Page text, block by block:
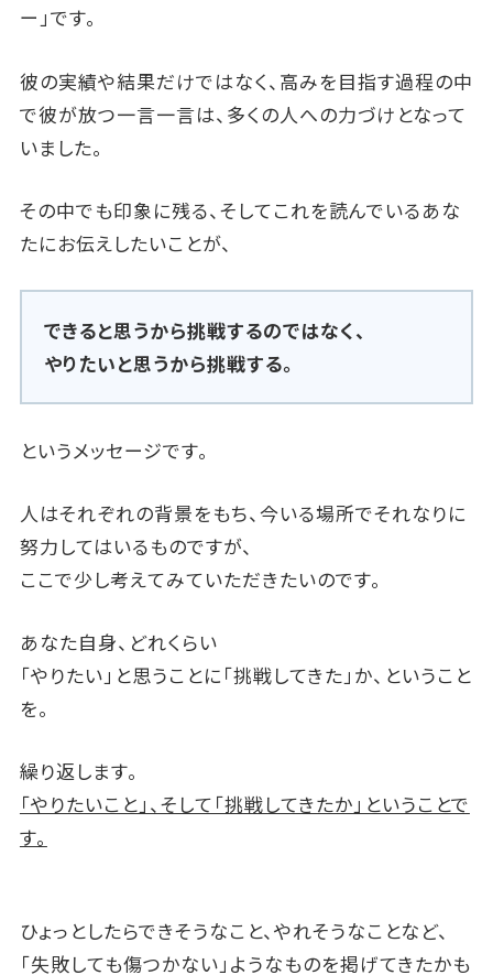
ー」です。
彼の実績や結果だけではなく、高みを目指す過程の中
で彼が放つ一言一言は、多くの人への力づけとなって
いました。
その中でも印象に残る、そしてこれを読んでいるあな
たにお伝えしたいことが、
できると思うから挑戦するのではなく、
やりたいと思うから挑戦する。
というメッセージです。
人はそれぞれの背景をもち、今いる場所でそれなりに
努力してはいるものですが、
ここで少し考えてみていただきたいのです。
あなた自身、どれくらい
「やりたい」と思うことに「挑戦してきた」か、ということ
を。
繰り返します。
「やりたいこと」、そして「挑戦してきたか」ということで
す。
ひょっとしたらできそうなこと、やれそうなことなど、
「失敗しても傷つかない」ようなものを掲げてきたかも